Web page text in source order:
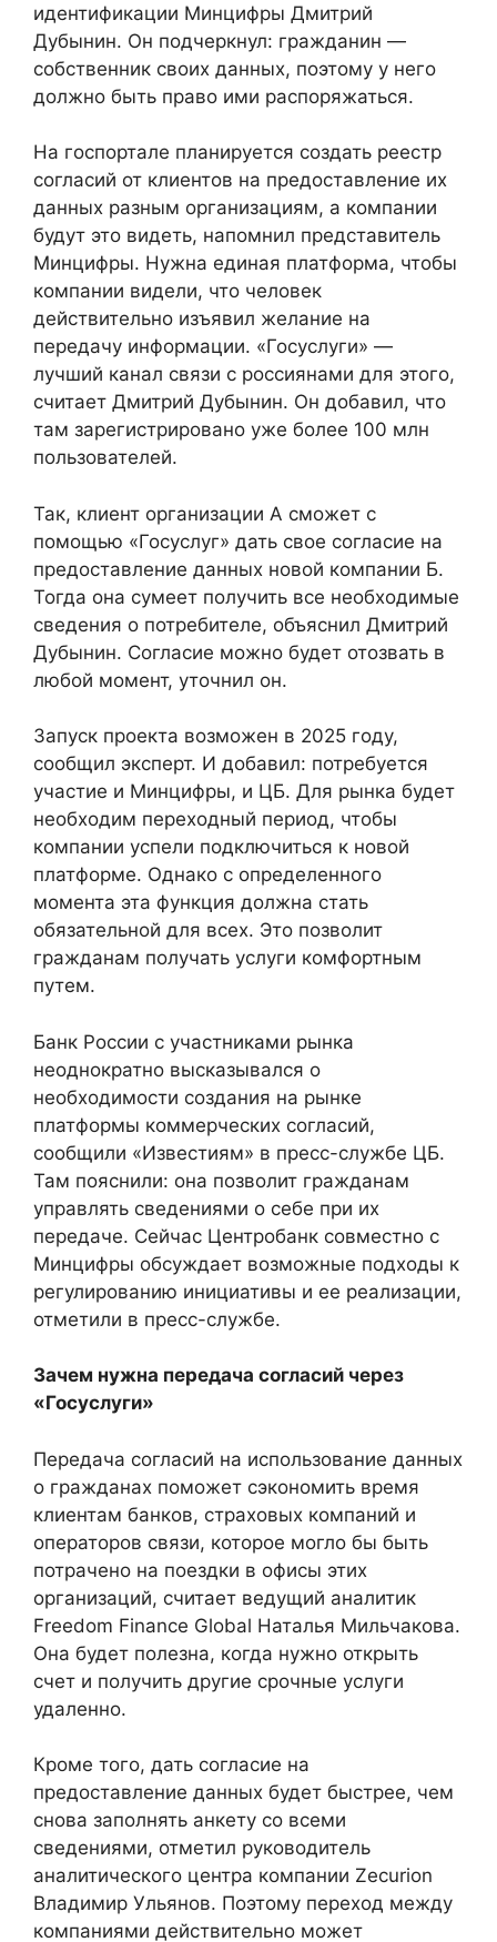
идентификации Минцифры Дмитрий
Дубынин. Он подчеркнул: гражданин —
собственник своих данных, поэтому у него
должно быть право ими распоряжаться.
На госпортале планируется создать реестр
согласий от клиентов на предоставление их
данных разным организациям, а компании
будут это видеть, напомнил представитель
Минцифры. Нужна единая платформа, чтобы
компании видели, что человек
действительно изъявил желание на
передачу информации. «Госуслуги» —
лучший канал связи с россиянами для этого,
считает Дмитрий Дубынин. Он добавил, что
там зарегистрировано уже более 100 млн
пользователей.
Так, клиент организации А сможет с
помощью «Госуслуг» дать свое согласие на
предоставление данных новой компании Б.
Тогда она сумеет получить все необходимые
сведения о потребителе, объяснил Дмитрий
Дубынин. Согласие можно будет отозвать в
любой момент, уточнил он.
Запуск проекта возможен в 2025 году,
сообщил эксперт. И добавил: потребуется
участие и Минцифры, и ЦБ. Для рынка будет
необходим переходный период, чтобы
компании успели подключиться к новой
платформе. Однако с определенного
момента эта функция должна стать
обязательной для всех. Это позволит
гражданам получать услуги комфортным
путем.
Банк России с участниками рынка
неоднократно высказывался о
необходимости создания на рынке
платформы коммерческих согласий,
сообщили «Известиям» в пресс-службе ЦБ.
Там пояснили: она позволит гражданам
управлять сведениями о себе при их
передаче. Сейчас Центробанк совместно с
Минцифры обсуждает возможные подходы к
регулированию инициативы и ее реализации,
отметили в пресс-службе.
Зачем нужна передача согласий через
«Госуслуги»
Передача согласий на использование данных
о гражданах поможет сэкономить время
клиентам банков, страховых компаний и
операторов связи, которое могло бы быть
потрачено на поездки в офисы этих
организаций, считает ведущий аналитик
Freedom Finance Global Наталья Мильчакова.
Она будет полезна, когда нужно открыть
счет и получить другие срочные услуги
удаленно.
Кроме того, дать согласие на
предоставление данных будет быстрее, чем
снова заполнять анкету со всеми
сведениями, отметил руководитель
аналитического центра компании Zecurion
Владимир Ульянов. Поэтому переход между
компаниями действительно может